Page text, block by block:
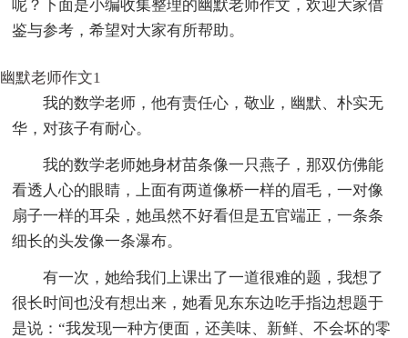
呢？下面是小编收集整理的幽默老师作文，欢迎大家借
鉴与参考，希望对大家有所帮助。
幽默老师作文1
我的数学老师，他有责任心，敬业，幽默、朴实无
华，对孩子有耐心。
我的数学老师她身材苗条像一只燕子，那双仿佛能
看透人心的眼睛，上面有两道像桥一样的眉毛，一对像
扇子一样的耳朵，她虽然不好看但是五官端正，一条条
细长的头发像一条瀑布。
有一次，她给我们上课出了一道很难的题，我想了
很长时间也没有想出来，她看见东东边吃手指边想题于
是说：“我发现一种方便面，还美味、新鲜、不会坏的零